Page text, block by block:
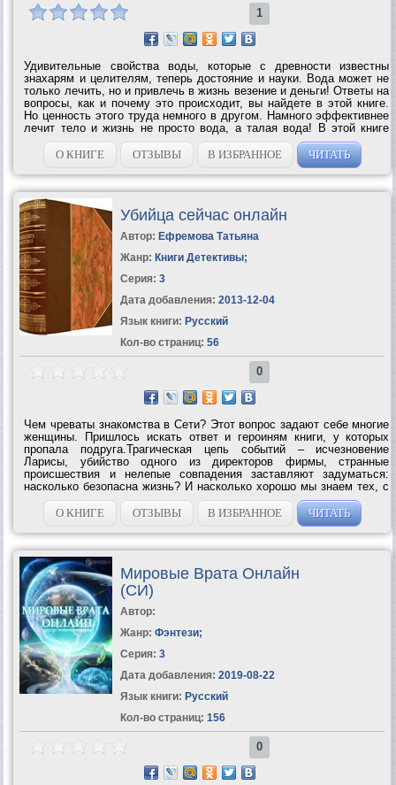
1
Удивительные свойства воды, которые с древности известны
знахарям и целителям, теперь достояние и науки. Вода может не
только лечить, но и привлечь в жизнь везение и деньги! Ответы на
вопросы, как и почему это происходит, вы найдете в этой книге.
Но ценность этого труда немного в другом. Намного эффективнее
лечит тело и жизнь не просто вода, а талая вода! В этой книге
автор рассказывает, как правильно приготовить талую воду, как...
О КНИГЕ
ОТЗЫВЫ В ИЗБРАННОЕ ЧИТАТЬ
Убийца сейчас онлайн
Автор: Ефремова Татьяна
Жанр: Книги Детективы;
Серия: 3
Дата добавления: 2013-12-04
Язык книги: Русский
Кол-во страниц: 56
0
Чем чреваты знакомства в Сети? Этот вопрос задают себе многие
женщины. Пришлось искать ответ и героиням книги, у которых
пропала подруга.Трагическая цепь событий – исчезновение
Ларисы, убийство одного из директоров фирмы, странные
происшествия и нелепые совпадения заставляют задуматься:
насколько безопасна жизнь? И насколько хорошо мы знаем тех, с
кем проводим все рабочее время на сжатом пространстве
обычного офиса? Жизнь резко...
О КНИГЕ ОТЗЫВЫ В ИЗБРАННОЕ ЧИТАТЬ
Мировые Врата Онлайн
(СИ)
Автор:
Жанр: Фэнтези;
Серия: 3
Дата добавления: 2019-08-22
Язык книги: Русский
Кол-во страниц: 156
0